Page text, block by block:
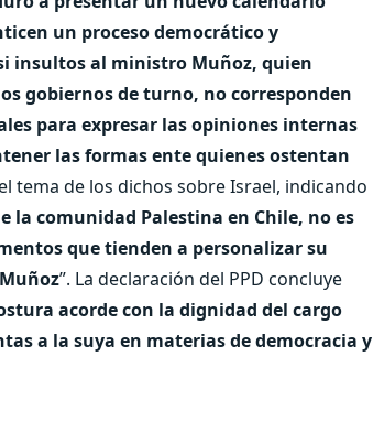
un proceso democrático y
insultos al ministro Muñoz, quien
gobiernos de turno, no corresponden
para expresar las opiniones internas
las formas ente quienes ostentan
tema de los dichos sobre Israel, indicando
la comunidad Palestina en Chile, no es
que tienden a personalizar su
”. La declaración del PPD concluye
acorde con la dignidad del cargo
a la suya en materias de democracia y